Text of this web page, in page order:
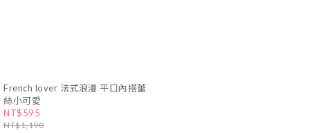
French lover 法式浪漫 平口內搭蕾
絲小可愛
NT$595
NT$1,190